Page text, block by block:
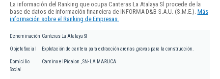
La información del Ranking que ocupa Canteras La Atalaya Sl procede de la
base de datos de información financiera de INFORMA D&B S.A.U. (S.M.E.). Más
información sobre el Ranking de Empresas.
Denominación Canteras La Atalaya Sl
Objeto Social Explotación de cantera para extracción arenas ,gravas para la construcción.
Domicilio
Social
Camino el Picalon , SN- LA MARUCA